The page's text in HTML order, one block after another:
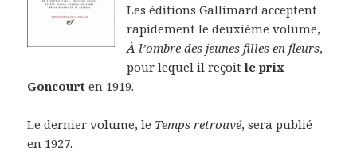
Les éditions Gallimard acceptent
rapidement le deuxième volume,
À l’ombre des jeunes filles en fleurs,
pour lequel il reçoitle prix
Goncourt en 1919.
Le dernier volume, le Temps retrouvé, sera publié
en 1927.